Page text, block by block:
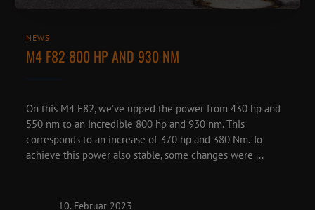
NEWS
M4 F82 800 HP AND 930 NM
On this M4 F82, we’ve upped the power from 430 hp and
550 nm to an incredible 800 hp and 930 nm. This
corresponds to an increase of 370 hp and 380 Nm. To
achieve this power also stable, some changes were ...
10. Februar 2023